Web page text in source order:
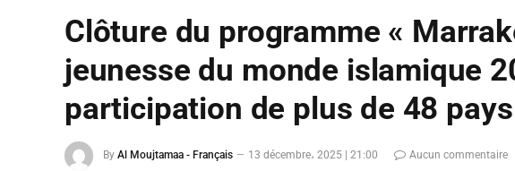
Clôture du programme «
jeunesse du monde islamique
participation de plus de 48 pays
By Al Moujtamaa - Français 13 décembre، 2025 | 21:00 Aucun commentaire